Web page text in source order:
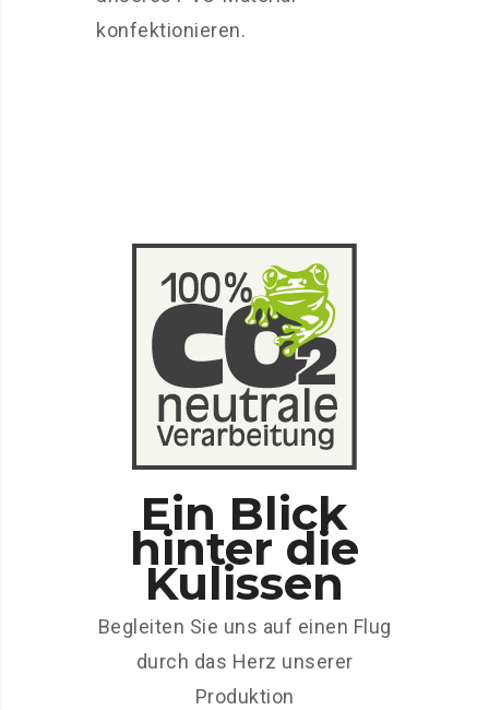
konfektionieren.
Ein Blick
hinter die
Kulissen
Begleiten Sie uns auf einen Flug
durch das Herz unserer
Produktion